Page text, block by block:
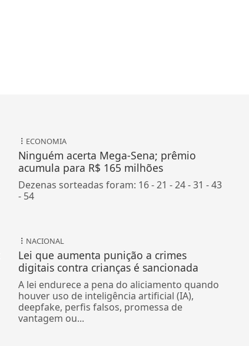
ECONOMIA
Ninguém acerta Mega-Sena; prêmio
acumula para R$ 165 milhões
Dezenas sorteadas foram: 16 - 21 - 24 - 31 - 43
- 54
NACIONAL
Lei que aumenta punição a crimes
digitais contra crianças é sancionada
A lei endurece a pena do aliciamento quando
houver uso de inteligência artificial (IA),
deepfake, perfis falsos, promessa de
vantagem ou...